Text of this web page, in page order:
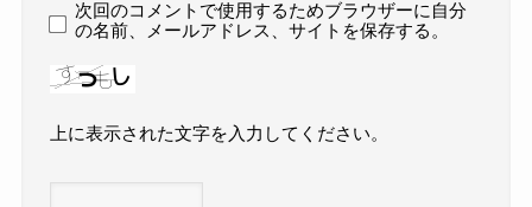
次回のコメントで使用するためブラウザーに自分
の名前、メールアドレス、サイトを保存する。
上に表示された文字を入力してください。